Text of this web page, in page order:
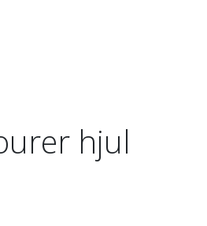
hjul